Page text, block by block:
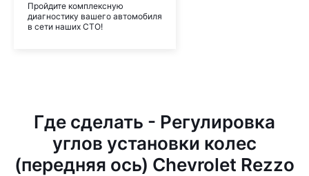
Пройдите комплексную
диагностику вашего автомобиля
в сети наших СТО!
Где сделать - Регулировка
углов установки колес
(передняя ось) Chevrolet Rezzo